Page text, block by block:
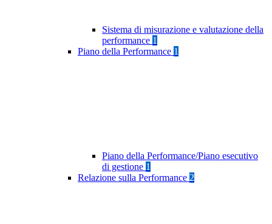
Sistema di misurazione e valutazione della
performance 1
Piano della Performance 1
Piano della Performance/Piano esecutivo
di gestione 1
Relazione sulla Performance 2